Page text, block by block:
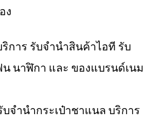
ง
การ รับจำนำสินค้าไอที รับ
นาฬิกา และ ของแบรนด์เนม
จำนำกระเป๋าชาแนล บริการ